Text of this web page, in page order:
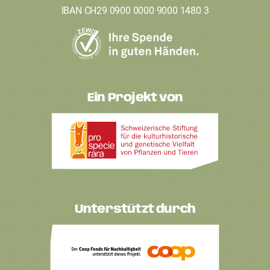
IBAN CH29 0900 0000 9000 1480 3
Ein Projekt von
Unterstützt durch